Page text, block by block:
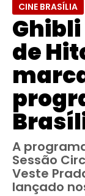
CINE BRASÍLIA
Ghibli
de
A
Sessão
Veste
lançado